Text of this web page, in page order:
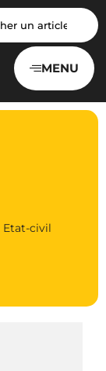
MENU
Etat-civil